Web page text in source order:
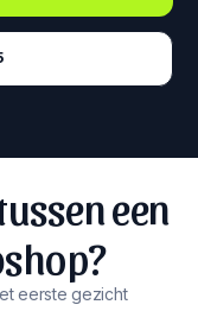
een
eerste gezicht